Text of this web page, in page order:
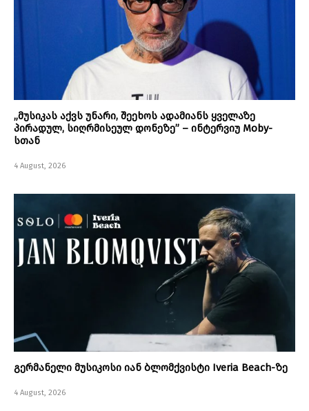
„მუსიკას აქვს უნარი, შეეხოს ადამიანს ყველაზე
პირადულ, სიღრმისეულ დონეზე” – ინტერვიუ Moby-
სთან
4 August, 2026
გერმანელი მუსიკოსი იან ბლომქვისტი Iveria Beach-ზე
4 August, 2026